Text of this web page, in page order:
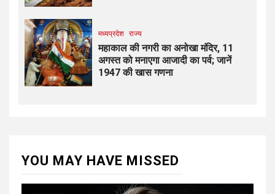
मध्यप्रदेश राज्य
महाकाल की नगरी का अनोखा मंदिर, 11
अगस्त को मनाएगा आजादी का पर्व; जानें
1947 की खास गणना
YOU MAY HAVE MISSED